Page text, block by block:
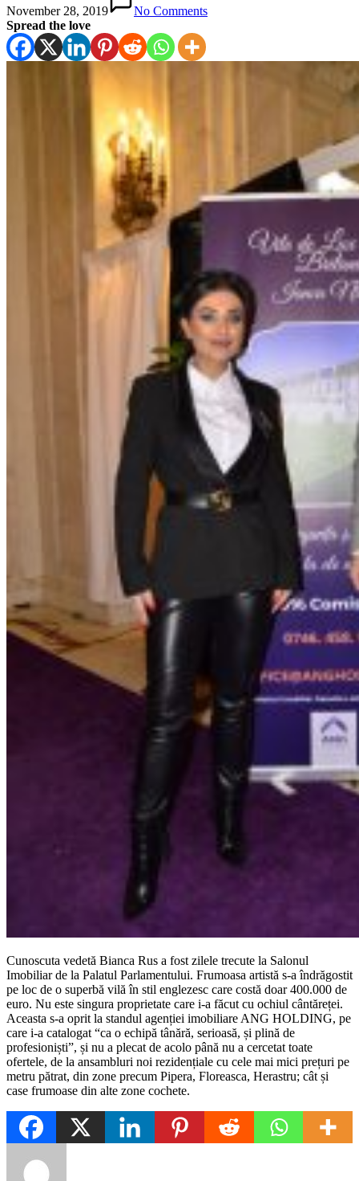
November 28, 2019
No Comments
Spread the love
Cunoscuta vedetă Bianca Rus a fost zilele trecute la Salonul
Imobiliar de la Palatul Parlamentului. Frumoasa artistă s-a îndrăgostit
pe loc de o superbă vilă în stil englezesc care costă doar 400.000 de
euro. Nu este singura proprietate care i-a făcut cu ochiul cântăreței.
Aceasta s-a oprit la standul agenției imobiliare ANG HOLDING, pe
care i-a catalogat “ca o echipă tânără, serioasă, și plină de
profesioniști”, și nu a plecat de acolo până nu a cercetat toate
ofertele, de la ansambluri noi rezidențiale cu cele mai mici prețuri pe
metru pătrat, din zone precum Pipera, Floreasca, Herastru; cât și
case frumoase din alte zone cochete.